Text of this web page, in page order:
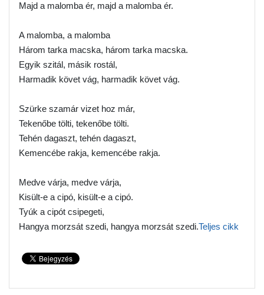
Majd a malomba ér, majd a malomba ér.
A malomba, a malomba
Három tarka macska, három tarka macska.
Egyik szitál, másik rostál,
Harmadik követ vág, harmadik követ vág.
Szürke szamár vizet hoz már,
Tekenőbe tölti, tekenőbe tölti.
Tehén dagaszt, tehén dagaszt,
Kemencébe rakja, kemencébe rakja.
Medve várja, medve várja,
Kisült-e a cipó, kisült-e a cipó.
Tyúk a cipót csipegeti,
Hangya morzsát szedi, hangya morzsát szedi.Teljes cikk